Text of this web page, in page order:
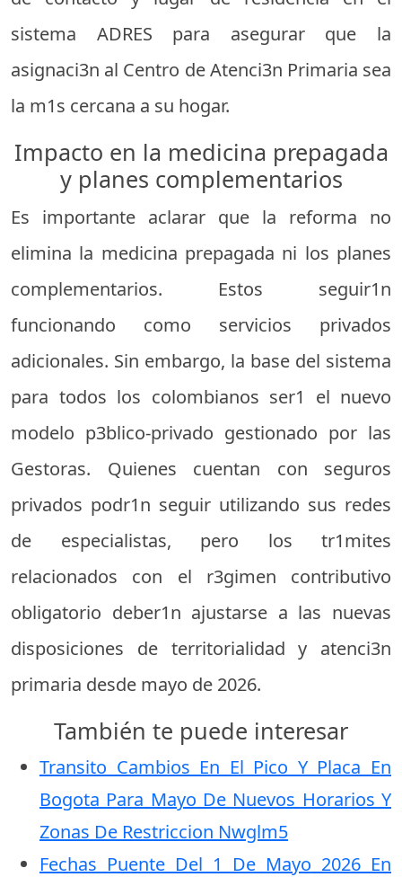
sistema ADRES para asegurar que la
asignaci3n al Centro de Atenci3n Primaria sea
la m1s cercana a su hogar.
Impacto en la medicina prepagada
y planes complementarios
Es importante aclarar que la reforma no
elimina la medicina prepagada ni los planes
complementarios. Estos seguir1n
funcionando como servicios privados
adicionales. Sin embargo, la base del sistema
para todos los colombianos ser1 el nuevo
modelo p3blico-privado gestionado por las
Gestoras. Quienes cuentan con seguros
privados podr1n seguir utilizando sus redes
de especialistas, pero los tr1mites
relacionados con el r3gimen contributivo
obligatorio deber1n ajustarse a las nuevas
disposiciones de territorialidad y atenci3n
primaria desde mayo de 2026.
También te puede interesar
Transito Cambios En El Pico Y Placa En
Bogota Para Mayo De Nuevos Horarios Y
Zonas De Restriccion Nwglm5
Fechas Puente Del 1 De Mayo 2026 En